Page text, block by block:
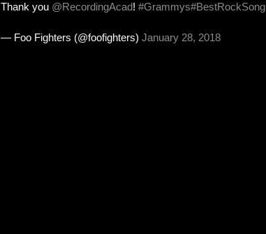
Thank you @RecordingAcad! #Grammys#BestRockSong
— Foo Fighters (@foofighters) January 28, 2018